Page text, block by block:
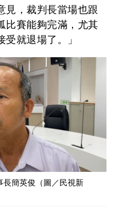
見，裁判長當場也跟
比賽能夠完滿，尤其
就退場了。」
長簡英俊（圖／民視新